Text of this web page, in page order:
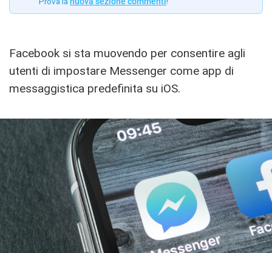
Facebook si sta muovendo per consentire agli
utenti di impostare Messenger come app di
messaggistica predefinita su iOS.